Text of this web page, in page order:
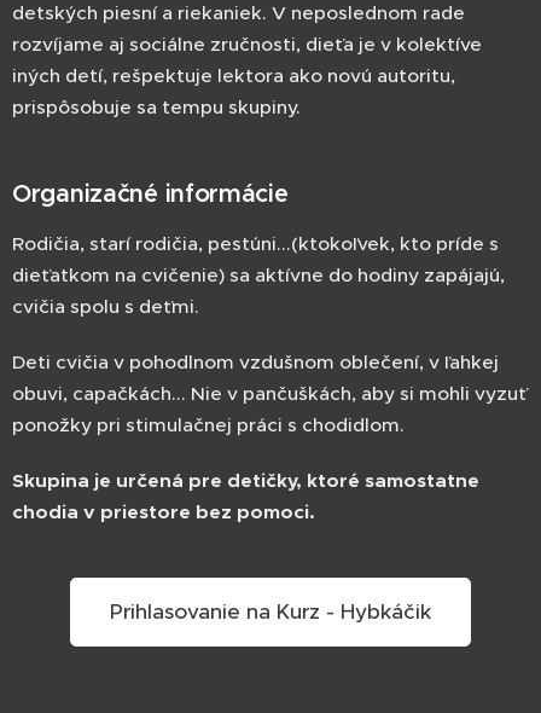
detských piesní a riekaniek. V neposlednom rade
rozvíjame aj sociálne zručnosti, dieťa je v kolektíve
iných detí, rešpektuje lektora ako novú autoritu,
prispôsobuje sa tempu skupiny.
Organizačné informácie
Rodičia, starí rodičia, pestúni...(ktokoľvek, kto príde s
dieťatkom na cvičenie) sa aktívne do hodiny zapájajú,
cvičia spolu s deťmi.
Deti cvičia v pohodlnom vzdušnom oblečení, v ľahkej
obuvi, capačkách... Nie v pančuškách, aby si mohli vyzuť
ponožky pri stimulačnej práci s chodidlom.
Skupina je určená pre detičky, ktoré samostatne
chodia v priestore bez pomoci.
Prihlasovanie na Kurz - Hybkáčik